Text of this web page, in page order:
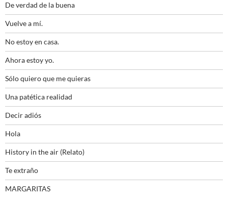
De verdad de la buena
Vuelve a mí.
No estoy en casa.
Ahora estoy yo.
Sólo quiero que me quieras
Una patética realidad
Decir adiós
Hola
History in the air (Relato)
Te extraño
MARGARITAS